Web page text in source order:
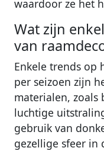
waardoor ze het
Wat zijn
van
Enkele trends op
per seizoen zijn
materialen, zoals
luchtige
gebruik van
gezellige sfeer in